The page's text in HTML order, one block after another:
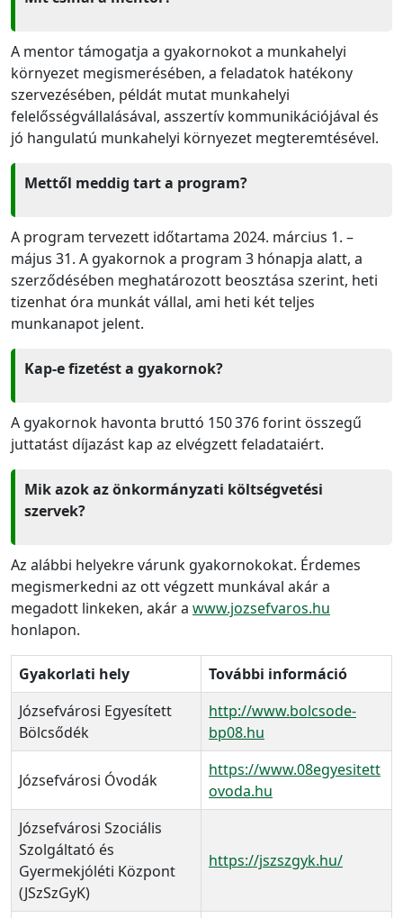
A mentor támogatja a gyakornokot a munkahelyi
környezet megismerésében, a feladatok hatékony
szervezésében, példát mutat munkahelyi
felelősségvállalásával, asszertív kommunikációjával és
jó hangulatú munkahelyi környezet megteremtésével.
Mettől meddig tart a program?
A program tervezett időtartama 2024. március 1. –
május 31. A gyakornok a program 3 hónapja alatt, a
szerződésében meghatározott beosztása szerint, heti
tizenhat óra munkát vállal, ami heti két teljes
munkanapot jelent.
Kap-e fizetést a gyakornok?
A gyakornok havonta bruttó 150 376 forint összegű
juttatást díjazást kap az elvégzett feladataiért.
Mik azok az önkormányzati költségvetési
szervek?
Az alábbi helyekre várunk gyakornokokat. Érdemes
megismerkedni az ott végzett munkával akár a
megadott linkeken, akár a www.jozsefvaros.hu
honlapon.
Gyakorlati hely
További információ
Józsefvárosi Egyesített
Bölcsődék
http://www.bolcsode-
bp08.hu
Józsefvárosi Óvodák
https://www.08egyesitett
ovoda.hu
Józsefvárosi Szociális
Szolgáltató és
Gyermekjóléti Központ
(JSzSzGyK)
https://jszszgyk.hu/